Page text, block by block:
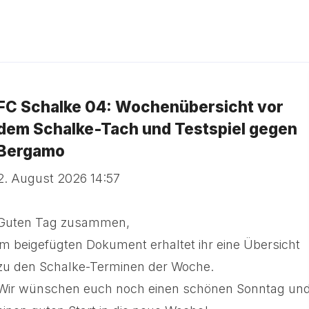
Schalke 04: Wochenübersicht vor
Schalke-Tach und Testspiel gegen
August 2026 14:57
Tag zusammen,
beigefügten Dokument erhaltet ihr eine Übersicht
den Schalke-Terminen der Woche.
wünschen euch noch einen schönen Sonntag